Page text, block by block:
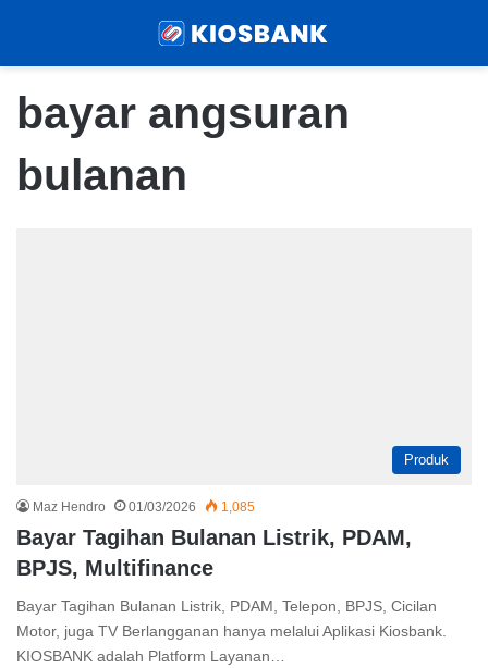
bayar angsuran
bulanan
Produk
Maz Hendro 01/03/2026 1,085
Bayar Tagihan Bulanan Listrik, PDAM,
BPJS, Multifinance
Bayar Tagihan Bulanan Listrik, PDAM, Telepon, BPJS, Cicilan
Motor, juga TV Berlangganan hanya melalui Aplikasi Kiosbank.
KIOSBANK adalah Platform Layanan…